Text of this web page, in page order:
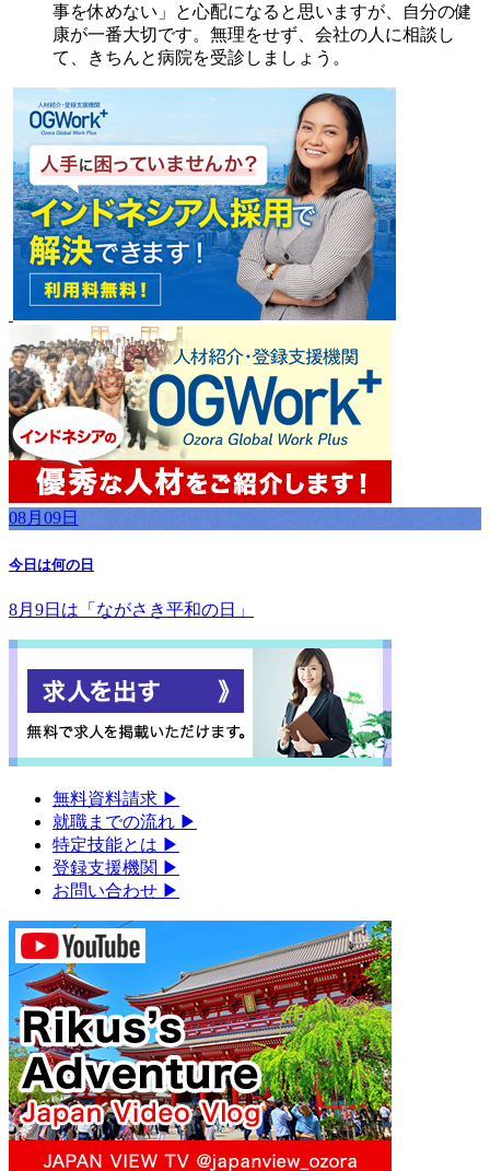
事を休めない」と心配になると思いますが、自分の健
康が一番大切です。無理をせず、会社の人に相談し
て、きちんと病院を受診しましょう。
08月09日
今日は何の日
8月9日は「ながさき平和の日」
無料資料請求 ▶︎
就職までの流れ ▶︎
特定技能とは ▶︎
登録支援機関 ▶︎
お問い合わせ ▶︎